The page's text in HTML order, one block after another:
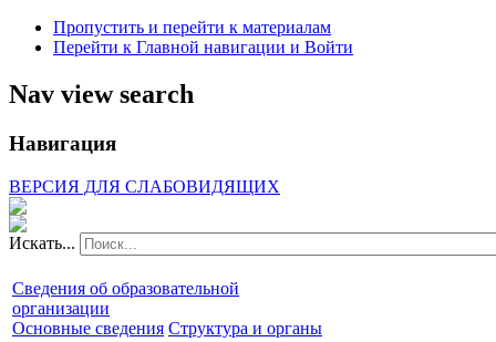
Пропустить и перейти к материалам
Перейти к Главной навигации и Войти
Nav view search
Навигация
ВЕРСИЯ ДЛЯ СЛАБОВИДЯЩИХ
Искать...
Сведения об образовательной
организации
Основные сведения Структура и органы